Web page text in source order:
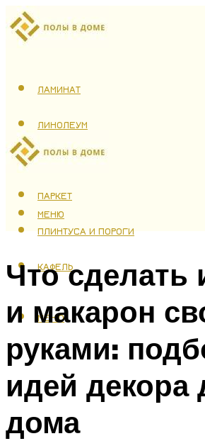
ЛАМИНАТ
ЛИНОЛЕУМ
ТЕПЛЫЙ ПОЛ
ПАРКЕТ
ПЛИНТУСА И ПОРОГИ
КАФЕЛЬ
МЕНЮ
МЕНЮ
Что сделать
и макарон
руками:
идей декора
дома